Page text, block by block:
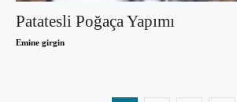
Patatesli Poğaça Yapımı
Emine girgin